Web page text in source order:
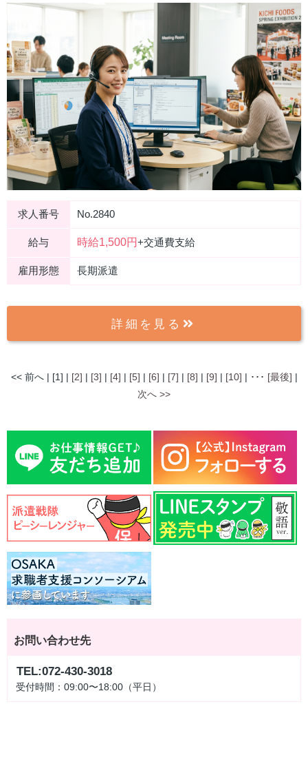
求人番号 No.2840
給与 時給1,500円+交通費支給
雇用形態 長期派遣
詳細を見る
<< 前へ | [1] | [2] | [3] | [4] | [5] | [6] | [7] | [8] | [9] | [10] | ･･･ [最後] |
次へ >>
お問い合わせ先
TEL:072-430-3018
受付時間：09:00〜18:00（平日）